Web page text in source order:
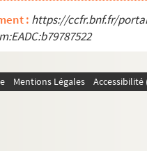
: https://ccfr.bnf.fr/
Mentions Légales